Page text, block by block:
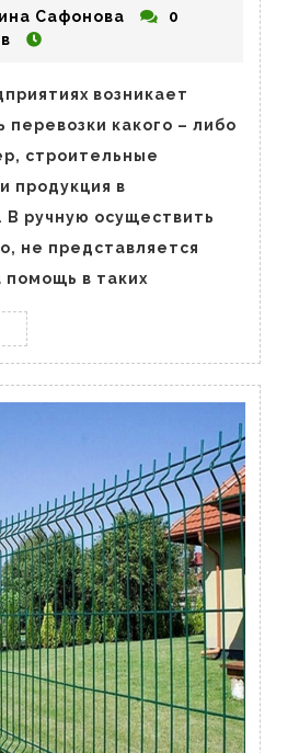
строительной,
грузоподъёмной
техники
и
оборудования
в
Воронеже
Сафонова Екатерина
0
возникает
перевозки какого – либо
строительные
продукция в
В ручную осуществить
не представляется
в таких
ЧИТАТЬ